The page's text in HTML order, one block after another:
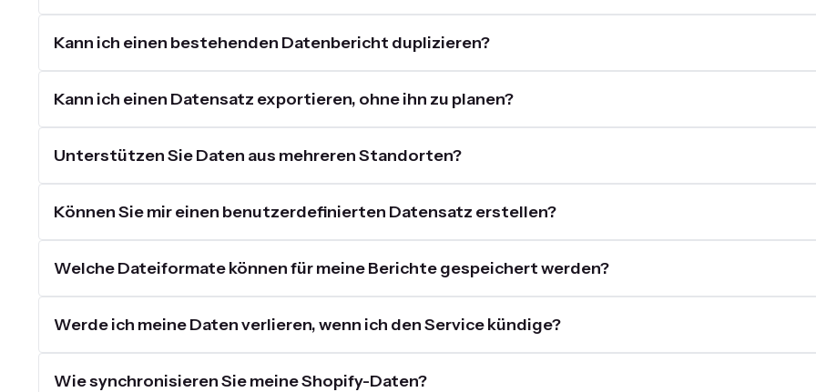
Kann ich einen bestehenden Datenbericht duplizieren?
Kann ich einen Datensatz exportieren, ohne ihn zu planen?
Unterstützen Sie Daten aus mehreren Standorten?
Können Sie mir einen benutzerdefinierten Datensatz erstellen?
Welche Dateiformate können für meine Berichte gespeichert werden?
Werde ich meine Daten verlieren, wenn ich den Service kündige?
Wie synchronisieren Sie meine Shopify-Daten?